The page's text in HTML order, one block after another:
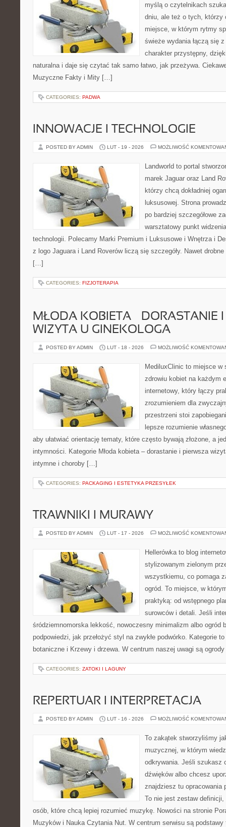
myślą o czytelnikach
dniu, ale też o tych, którzy
miejsce, w którym rytmy
świeże wydania łączą się
charakter przystępny,
naturalna i daje się czytać tak samo łatwo, jak przeżywa.
Muzyczne Fakty i Mity […]
CATEGORIES: PADWA
INNOWACJE I TECHNOLOGIE
POSTED BY ADMIN LUT - 19 - 2026 MOŻLIWOŚĆ
Landworld to portal
marek Jaguar oraz Land
którzy chcą dokładniej
luksusowej. Strona
po bardziej szczegółowe
warsztatowy punkt
technologii. Polecamy Marki Premium i Luksusowe i Wnętrza i
z logo Jaguara i Land Roverów liczą się szczegóły. Nawet
[…]
CATEGORIES: FIZJOTERAPIA
MŁODA KOBIETA – DORASTANIE
WIZYTA U GINEKOLOGA
POSTED BY ADMIN LUT - 18 - 2026 MOŻLIWOŚĆ
MediluxClinic to miejsce
zdrowiu kobiet na każdym
internetowy, który łączy
zrozumieniem dla
przestrzeni stoi
lepsze rozumienie
aby ułatwiać orientację tematy, które często bywają złożone, a
intymności. Kategorie Młoda kobieta – dorastanie i pierwsza
intymne i choroby […]
CATEGORIES: PACKAGING I ESTETYKA PRZESYŁEK
TRAWNIKI I MURAWY
POSTED BY ADMIN LUT - 17 - 2026 MOŻLIWOŚĆ
Hellerówka to blog
stylizowanym zielonym
wszystkiemu, co pomaga
ogród. To miejsce, w
praktyką: od wstępnego
surowców i detali. Jeśli
śródziemnomorska lekkość, nowoczesny minimalizm albo ogród
podpowiedzi, jak przełożyć styl na zwykłe podwórko. Kategorie
botaniczne i Krzewy i drzewa. W centrum naszej uwagi są
CATEGORIES: ZATOKI I LAGUNY
REPERTUAR I INTERPRETACJA
POSTED BY ADMIN LUT - 16 - 2026 MOŻLIWOŚĆ
To zakątek stworzyliśmy
muzycznej, w którym
odkrywania. Jeśli szukasz
dźwięków albo chcesz
znajdziesz tu opracowania
To nie jest zestaw
osób, które chcą lepiej rozumieć muzykę. Nowości na stronie
Muzyków i Nauka Czytania Nut. W centrum serwisu są